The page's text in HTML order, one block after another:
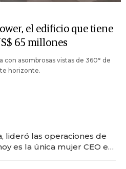
el edificio que tiene
65 millones
con asombrosas vistas de 360° de
horizonte.
lideró las operaciones de
es la única mujer CEO en